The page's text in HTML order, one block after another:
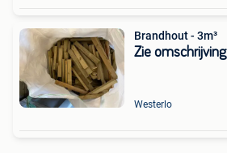
Brandhout - 3m³
Zie omschrijving
Westerlo